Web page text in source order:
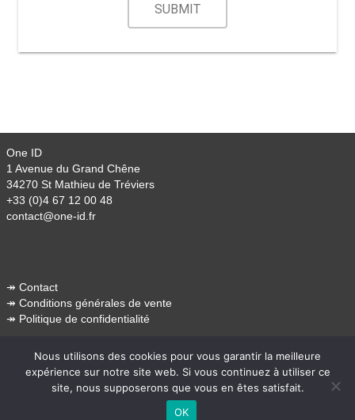
SUBMIT
One ID
1 Avenue du Grand Chêne
34270 St Mathieu de Tréviers
+33 (0)4 67 12 00 48
contact@one-id.fr
↠ Contact
↠ Conditions générales de vente
↠ Politique de confidentialité
© Copyright 2024. Tous droits réservés.
Nous utilisons des cookies pour vous garantir la meilleure
expérience sur notre site web. Si vous continuez à utiliser ce
site, nous supposerons que vous en êtes satisfait.
OK